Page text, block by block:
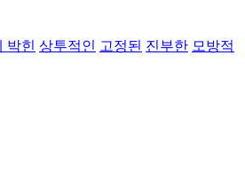
박힌 상투적인 고정된 진부한 모방적